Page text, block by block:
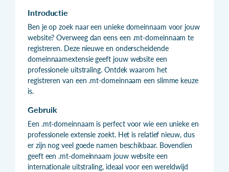
Introductie
Ben je op zoek naar een unieke domeinnaam voor jouw
website? Overweeg dan eens een .mt-domeinnaam te
registreren. Deze nieuwe en onderscheidende
domeinnaamextensie geeft jouw website een
professionele uitstraling. Ontdek waarom het
registreren van een .mt-domeinnaam een slimme keuze
is.
Gebruik
Een .mt-domeinnaam is perfect voor wie een unieke en
professionele extensie zoekt. Het is relatief nieuw, dus
er zijn nog veel goede namen beschikbaar. Bovendien
geeft een .mt-domeinnaam jouw website een
internationale uitstraling, ideaal voor een wereldwijd